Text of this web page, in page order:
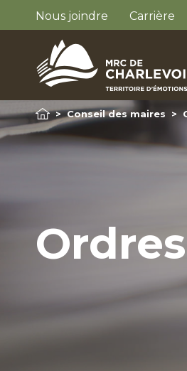
Nous joindre Carrière
> Conseil des maires >